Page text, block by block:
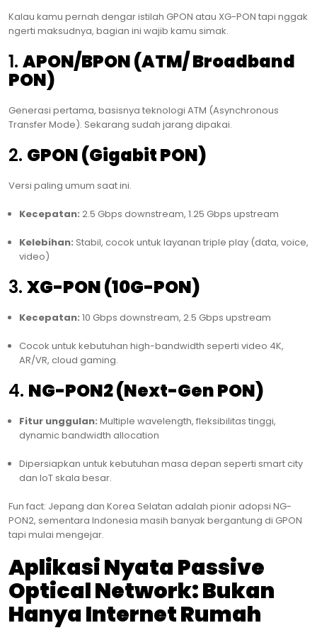
Kalau kamu pernah dengar istilah GPON atau XG-PON tapi nggak
ngerti maksudnya, bagian ini wajib kamu simak.
1. APON/BPON (ATM/ Broadband
PON)
Generasi pertama, basisnya teknologi ATM (Asynchronous
Transfer Mode). Sekarang sudah jarang dipakai.
2. GPON (Gigabit PON)
Versi paling umum saat ini.
Kecepatan: 2.5 Gbps downstream, 1.25 Gbps upstream
Kelebihan: Stabil, cocok untuk layanan triple play (data, voice,
video)
3. XG-PON (10G-PON)
Kecepatan: 10 Gbps downstream, 2.5 Gbps upstream
Cocok untuk kebutuhan high-bandwidth seperti video 4K,
AR/VR, cloud gaming.
4. NG-PON2 (Next-Gen PON)
Fitur unggulan: Multiple wavelength, fleksibilitas tinggi,
dynamic bandwidth allocation
Dipersiapkan untuk kebutuhan masa depan seperti smart city
dan IoT skala besar.
Fun fact: Jepang dan Korea Selatan adalah pionir adopsi NG-
PON2, sementara Indonesia masih banyak bergantung di GPON
tapi mulai mengejar.
Aplikasi Nyata Passive
Optical Network: Bukan
Hanya Internet Rumah